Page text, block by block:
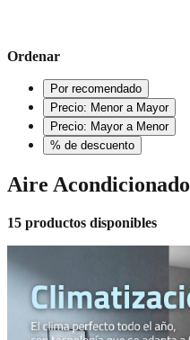
Ordenar
Por recomendado
Precio: Menor a Mayor
Precio: Mayor a Menor
% de descuento
Aire Acondicionado
15 productos disponibles